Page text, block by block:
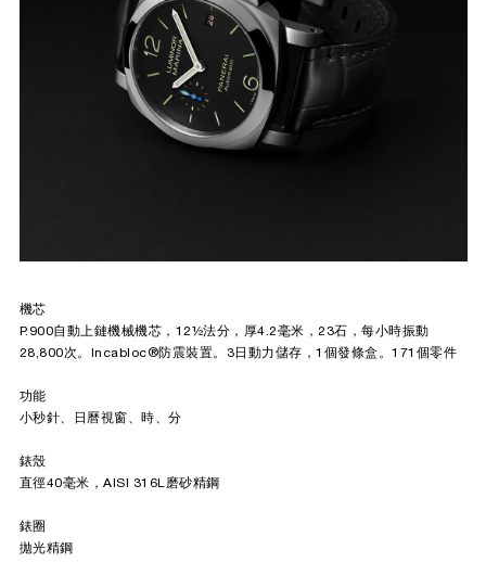
機芯
P.900自動上鏈機械機芯，12½法分，厚4.2毫米，23石，每小時振動
28,800次。Incabloc®防震裝置。3日動力儲存，1個發條盒。171個零件
功能
小秒針、日曆視窗、時、分
錶殼
直徑40毫米，AISI 316L磨砂精鋼
錶圈
拋光精鋼